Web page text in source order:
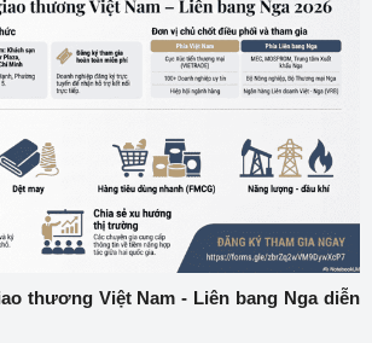
thương Việt Nam - Liên bang Nga diễn